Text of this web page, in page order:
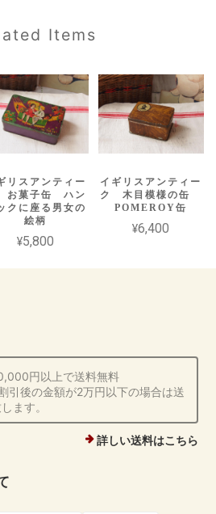
Items
リスアンティー
お菓子缶 ハン
クに座る男女の
絵柄
¥5,800
イギリスアンティー
ク 木目模様の缶
POMEROY缶
¥6,400
円以上で送料無料
引後の金額が2万円以下の場合は送
ます。
詳しい送料はこちら